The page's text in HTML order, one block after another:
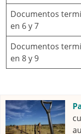
Documentos
en 6 y 7
Documentos
en 8 y 9